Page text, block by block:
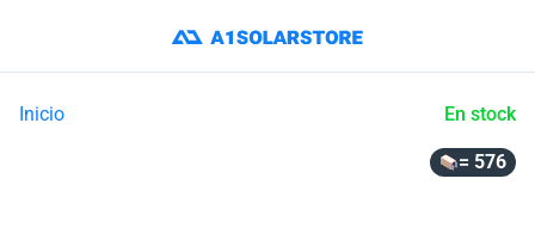
Inicio En stock
= 576